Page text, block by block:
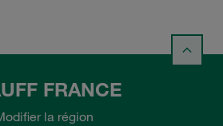
FRANCE
la région